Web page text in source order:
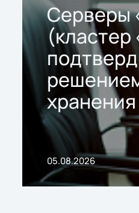
Серверы
(кластер
05.08.2026